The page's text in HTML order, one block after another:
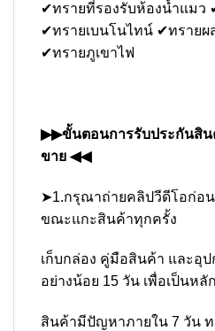
✔ทรายที่รองรับห้องน้ำแมว
✔ทรายเบนโนไทน์ ✔ทรายผ
✔ทรายภูเขาไฟ
▶▶ขั้นตอนการรับประกันสิน
ขาย ◀◀
➤1.กรุณาถ่ายคลิปวีดีโอก่อ
ขณะแกะสินค้าทุกครั้ง
เก็บกล่อง คู่มือสินค้า และอุ
อย่างน้อย 15 วัน เพื่อเป็นห
สินค้ามีปัญหาภายใน 7 วัน ท